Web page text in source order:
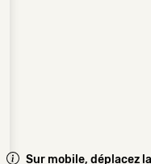
Sur mobile, déplacez